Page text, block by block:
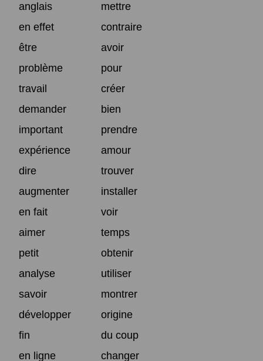
anglais
mettre
en effet
contraire
être
avoir
problème
pour
travail
créer
demander
bien
important
prendre
expérience
amour
dire
trouver
augmenter
installer
en fait
voir
aimer
temps
petit
obtenir
analyse
utiliser
savoir
montrer
développer
origine
fin
du coup
en ligne
changer